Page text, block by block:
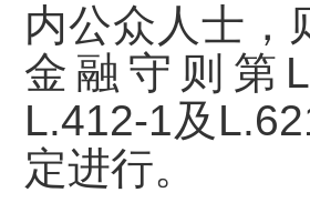
内公众人士，
金融守则第
L.412-1及
定进行。